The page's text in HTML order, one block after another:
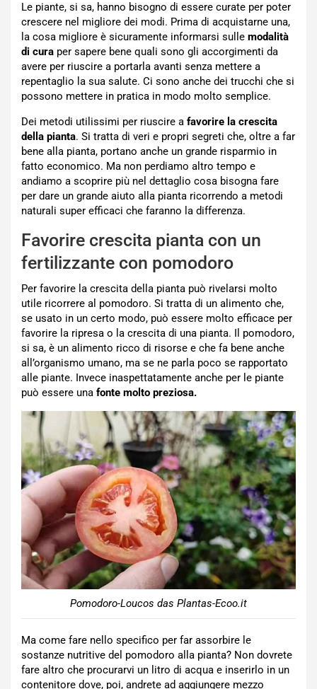
Le piante, si sa, hanno bisogno di essere curate per poter
crescere nel migliore dei modi. Prima di acquistarne una,
la cosa migliore è sicuramente informarsi sulle modalità
di cura per sapere bene quali sono gli accorgimenti da
avere per riuscire a portarla avanti senza mettere a
repentaglio la sua salute. Ci sono anche dei trucchi che si
possono mettere in pratica in modo molto semplice.
Dei metodi utilissimi per riuscire a favorire la crescita
della pianta. Si tratta di veri e propri segreti che, oltre a far
bene alla pianta, portano anche un grande risparmio in
fatto economico. Ma non perdiamo altro tempo e
andiamo a scoprire più nel dettaglio cosa bisogna fare
per dare un grande aiuto alla pianta ricorrendo a metodi
naturali super efficaci che faranno la differenza.
Favorire crescita pianta con un
fertilizzante con pomodoro
Per favorire la crescita della pianta può rivelarsi molto
utile ricorrere al pomodoro. Si tratta di un alimento che,
se usato in un certo modo, può essere molto efficace per
favorire la ripresa o la crescita di una pianta. Il pomodoro,
si sa, è un alimento ricco di risorse e che fa bene anche
all’organismo umano, ma se ne parla poco se rapportato
alle piante. Invece inaspettatamente anche per le piante
può essere una fonte molto preziosa.
Pomodoro-Loucos das Plantas-Ecoo.it
Ma come fare nello specifico per far assorbire le
sostanze nutritive del pomodoro alla pianta? Non dovrete
fare altro che procurarvi un litro di acqua e inserirlo in un
contenitore dove, poi, andrete ad aggiungere mezzo